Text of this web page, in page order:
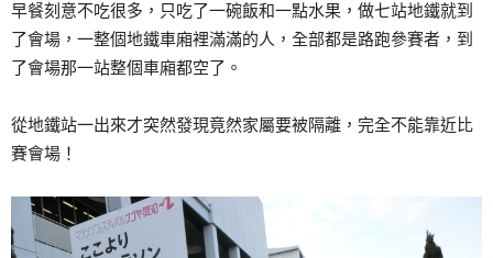
早餐刻意不吃很多，只吃了一碗飯和一點水果，做七站地鐵就到
了會場，一整個地鐵車廂裡滿滿的人，全部都是路跑參賽者，到
了會場那一站整個車廂都空了。
從地鐵站一出來才突然發現竟然家屬要被隔離，完全不能靠近比
賽會場！